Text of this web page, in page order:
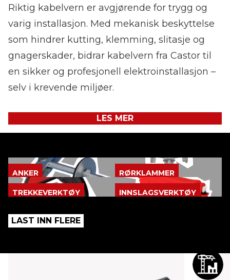
Riktig kabelvern er avgjørende for trygg og
varig installasjon. Med mekanisk beskyttelse
som hindrer kutting, klemming, slitasje og
gnagerskader, bidrar kabelvern fra Castor til
en sikker og profesjonell elektroinstallasjon –
selv i krevende miljøer.
LES MER
ANKER RØRKLAMMER
TREKKEVERKTØY INNSLAGSVERKTØY
LAST INN FLERE